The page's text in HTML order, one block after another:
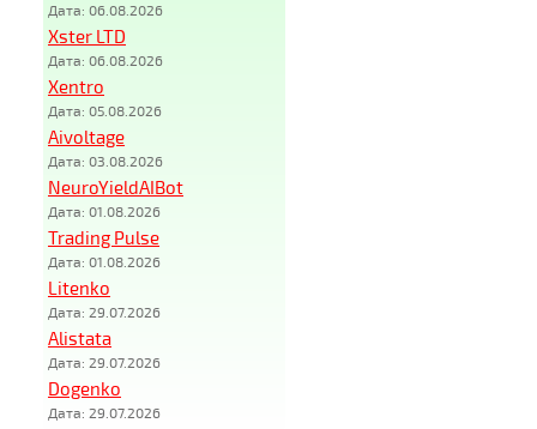
Дата: 06.08.2026
Xster LTD
Дата: 06.08.2026
Xentro
Дата: 05.08.2026
Aivoltage
Дата: 03.08.2026
NeuroYieldAIBot
Дата: 01.08.2026
Trading Pulse
Дата: 01.08.2026
Litenko
Дата: 29.07.2026
Alistata
Дата: 29.07.2026
Dogenko
Дата: 29.07.2026